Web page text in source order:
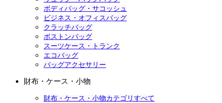
ボディバッグ・サコッシュ
ビジネス・オフィスバッグ
クラッチバッグ
ボストンバッグ
スーツケース・トランク
エコバッグ
バッグアクセサリー
財布・ケース・小物
財布・ケース・小物カテゴリすべて